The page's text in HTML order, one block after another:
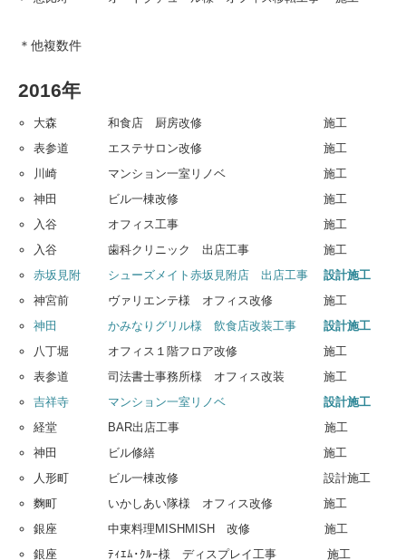
＊他複数件
2016年
大森 和食店 厨房改修 施工
表参道 エステサロン改修 施工
川崎 マンション一室リノベ 施工
神田 ビル一棟改修 施工
入谷 オフィス工事 施工
入谷 歯科クリニック 出店工事 施工
赤坂見附 シューズメイト赤坂見附店 出店工事 設計施工
神宮前 ヴァリエンテ様 オフィス改修 施工
神田 かみなりグリル様 飲食店改装工事 設計施工
八丁堀 オフィス１階フロア改修 施工
表参道 司法書士事務所様 オフィス改装 施工
吉祥寺 マンション一室リノベ 設計施工
経堂 BAR出店工事 施工
神田 ビル修繕 施工
人形町 ビル一棟改修 設計施工
麴町 いかしあい隊様 オフィス改修 施工
銀座 中東料理MISHMISH 改修 施工
銀座 ﾃｨｴﾑ･ｸﾙｰ様 ディスプレイ工事 施工